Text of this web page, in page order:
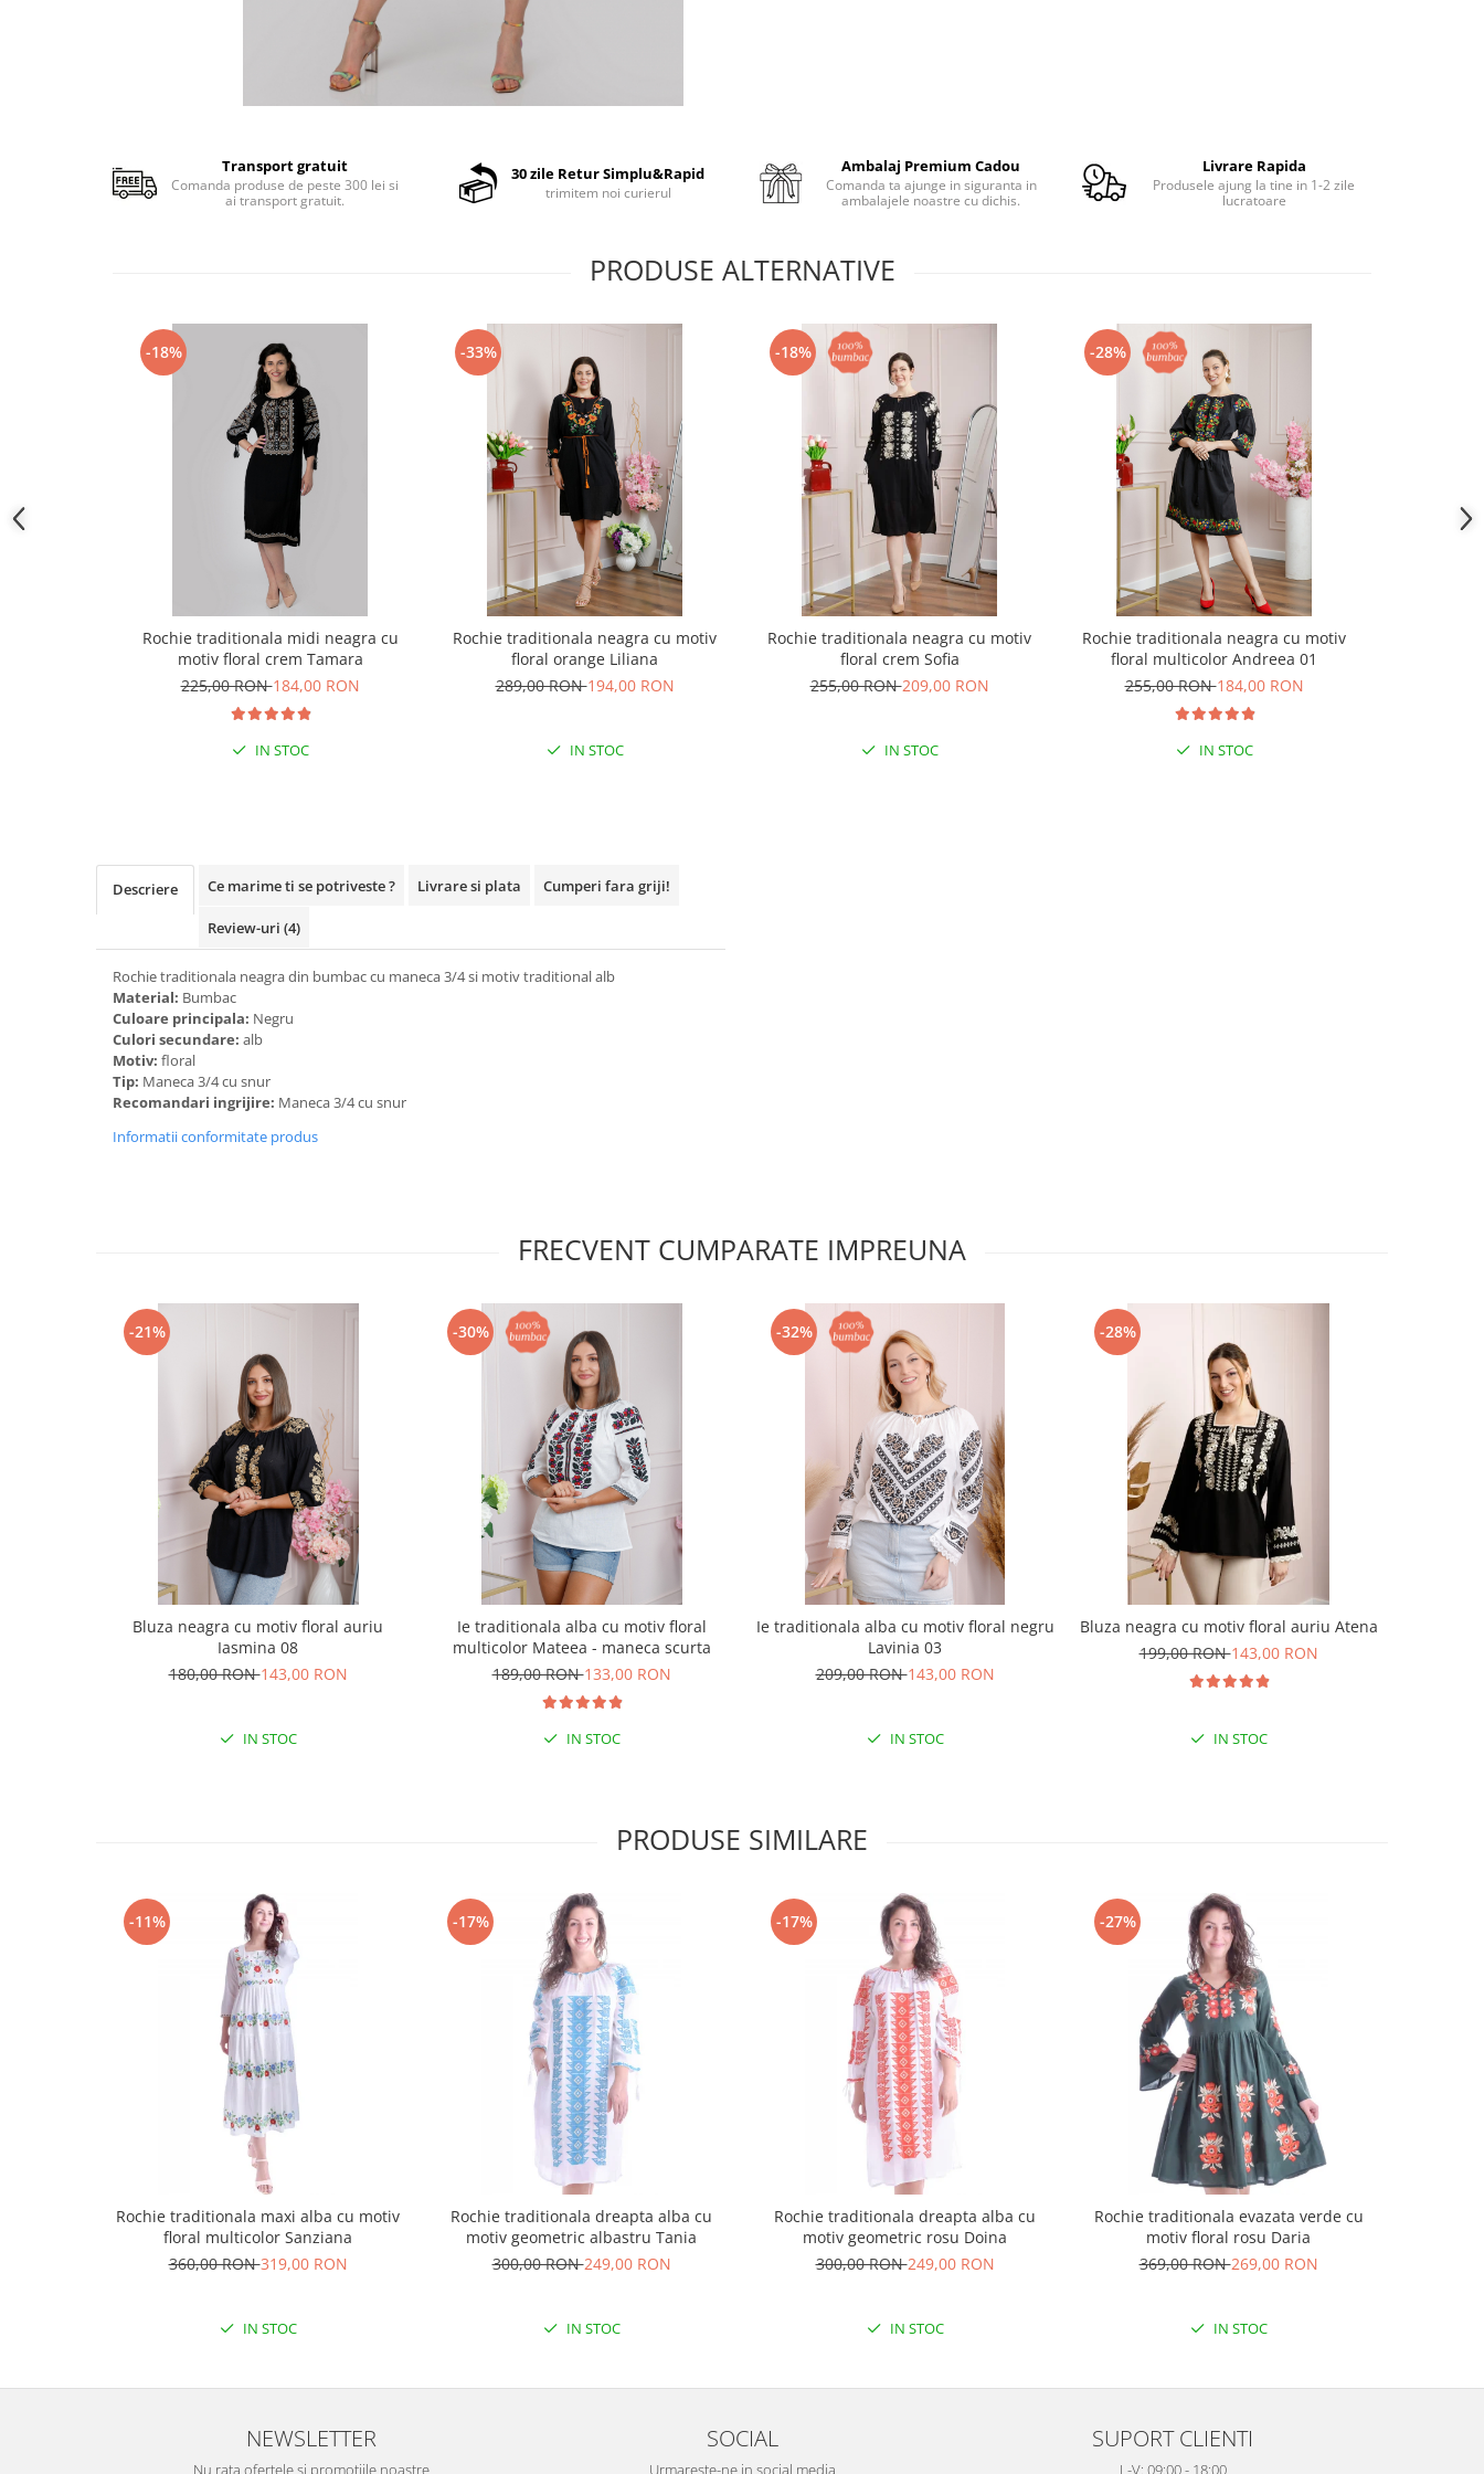
Transport gratuit
Comanda produse de peste 300 lei si
ai transport gratuit.
30 zile Retur Simplu&Rapid
trimitem noi curierul
Ambalaj Premium Cadou
Comanda ta ajunge in siguranta in
ambalajele noastre cu dichis.
Livrare Rapida
Produsele ajung la tine in 1-2 zile
lucratoare
PRODUSE ALTERNATIVE
-18%
Rochie traditionala midi neagra cu
motiv floral crem Tamara
225,00 RON184,00 RON
IN STOC
-33%
Rochie traditionala neagra cu motiv
floral orange Liliana
289,00 RON194,00 RON
IN STOC
-18%
Rochie traditionala neagra cu motiv
floral crem Sofia
255,00 RON209,00 RON
IN STOC
-28%
Rochie traditionala neagra cu motiv
floral multicolor Andreea 01
255,00 RON184,00 RON
IN STOC
Descriere Ce marime ti se potriveste ? Livrare si plata Cumperi fara griji!
Review-uri (4)
Rochie traditionala neagra din bumbac cu maneca 3/4 si motiv traditional alb
Material: Bumbac
Culoare principala: Negru
Culori secundare: alb
Motiv: floral
Tip: Maneca 3/4 cu snur
Recomandari ingrijire: Maneca 3/4 cu snur
Informatii conformitate produs
FRECVENT CUMPARATE IMPREUNA
-21%
Bluza neagra cu motiv floral auriu
Iasmina 08
180,00 RON143,00 RON
IN STOC
-30%
Ie traditionala alba cu motiv floral
multicolor Mateea - maneca scurta
189,00 RON133,00 RON
IN STOC
-32%
Ie traditionala alba cu motiv floral negru
Lavinia 03
209,00 RON143,00 RON
IN STOC
-28%
Bluza neagra cu motiv floral auriu Atena
199,00 RON143,00 RON
IN STOC
PRODUSE SIMILARE
-11%
Rochie traditionala maxi alba cu motiv
floral multicolor Sanziana
360,00 RON319,00 RON
IN STOC
-17%
Rochie traditionala dreapta alba cu
motiv geometric albastru Tania
300,00 RON249,00 RON
IN STOC
-17%
Rochie traditionala dreapta alba cu
motiv geometric rosu Doina
300,00 RON249,00 RON
IN STOC
-27%
Rochie traditionala evazata verde cu
motiv floral rosu Daria
369,00 RON269,00 RON
IN STOC
NEWSLETTER
Nu rata ofertele si promotiile noastre
SOCIAL
Urmareste-ne in social media
SUPORT CLIENTI
L-V: 09:00 - 18:00